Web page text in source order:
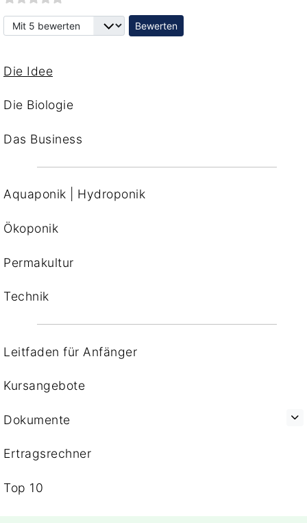
Die Idee
Die Biologie
Das Business
Aquaponik | Hydroponik
Ökoponik
Permakultur
Technik
Leitfaden für Anfänger
Kursangebote
Dokumente
Ertragsrechner
Top 10
Bitte bewerten